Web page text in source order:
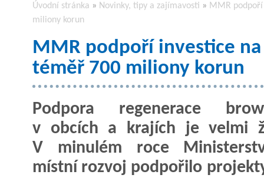
Úvodní stránka » Novinky, tipy a zajímavosti » MMR
miliony korun
MMR podpoří investice
téměř 700 miliony korun
Podpora regenerace
v obcích a krajích je velmi
V minulém roce
místní rozvoj podpořilo